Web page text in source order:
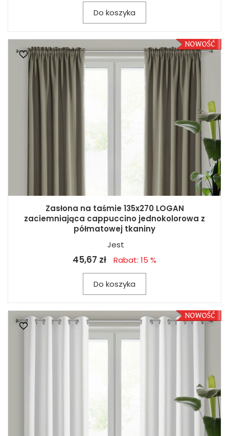
Do koszyka
Zasłona na taśmie 135x270 LOGAN
zaciemniająca cappuccino jednokolorowa z
półmatowej tkaniny
Jest
45,67 zł Rabat: 15 %
Do koszyka